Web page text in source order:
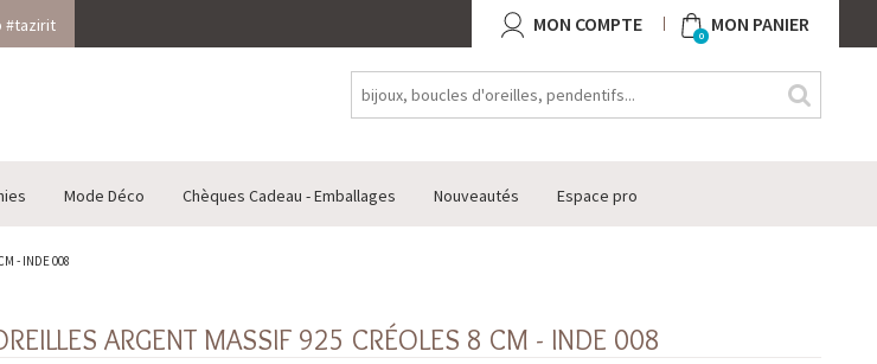
#tazirit MON COMPTE 0 MON PANIER
Mode Déco Chèques Cadeau - Emballages Nouveautés Espace pro
- INDE 008
ARGENT MASSIF 925 CRÉOLES 8 CM - INDE 008